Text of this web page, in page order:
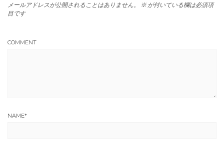
メールアドレスが公開されることはありません。 ※ が付いている欄は必須項
目です
COMMENT
NAME*